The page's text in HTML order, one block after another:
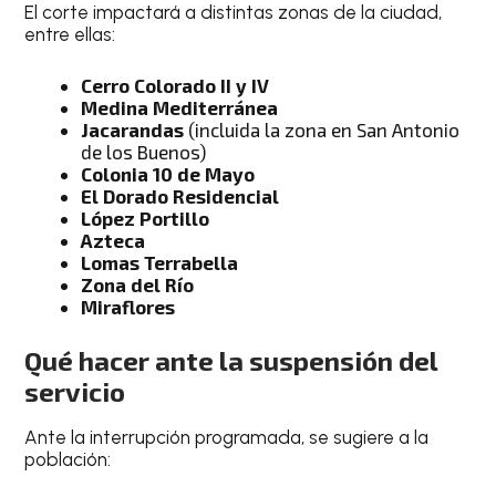
El corte impactará a distintas zonas de la ciudad,
entre ellas:
Cerro Colorado II y IV
Medina Mediterránea
Jacarandas (incluida la zona en San Antonio
de los Buenos)
Colonia 10 de Mayo
El Dorado Residencial
López Portillo
Azteca
Lomas Terrabella
Zona del Río
Miraflores
Qué hacer ante la suspensión del
servicio
Ante la interrupción programada, se sugiere a la
población: